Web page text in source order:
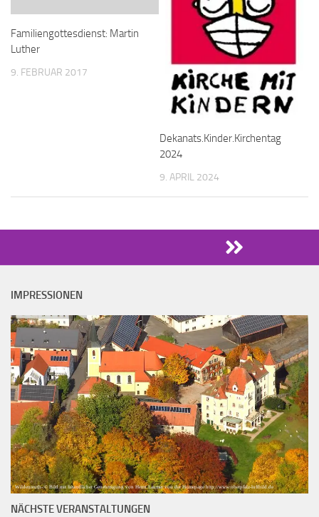
Familiengottesdienst: Martin
Luther
9. FEBRUAR 2017
Dekanats.Kinder.Kirchentag
2024
9. APRIL 2024
IMPRESSIONEN
Wildenreuth- © Bild mit freundlicher Genehmigung von Herrn Laumer von der Homepage http://www.oberpfalz-luftbild.de
NÄCHSTE VERANSTALTUNGEN